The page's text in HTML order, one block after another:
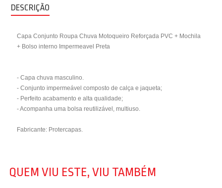
DESCRIÇÃO
Capa Conjunto Roupa Chuva Motoqueiro Reforçada PVC + Mochila
+ Bolso interno Impermeavel Preta
- Capa chuva masculino.
- Conjunto impermeável composto de calça e jaqueta;
- Perfeito acabamento e alta qualidade;
- Acompanha uma bolsa reutilizável, multiuso.
Fabricante: Protercapas.
QUEM VIU ESTE, VIU TAMBÉM